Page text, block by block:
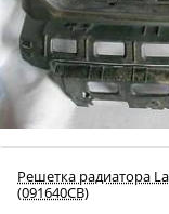
Решетка радиатора
(091640СВ)